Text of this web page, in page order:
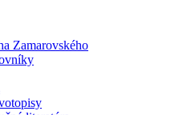
Zamarovského